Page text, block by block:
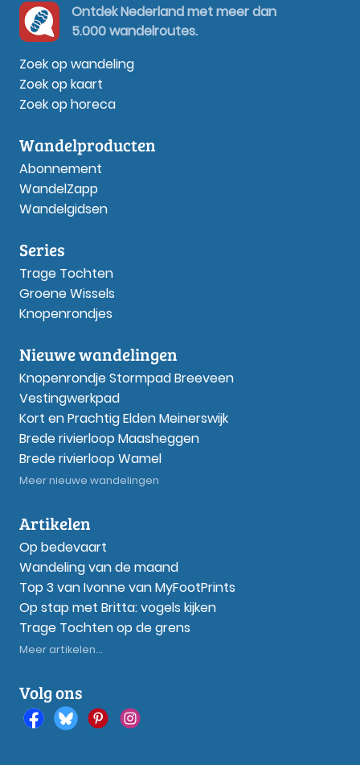
Ontdek Nederland met meer dan
5.000 wandelroutes.
Zoek op wandeling
Zoek op kaart
Zoek op horeca
Wandelproducten
Abonnement
WandelZapp
Wandelgidsen
Series
Trage Tochten
Groene Wissels
Knopenrondjes
Nieuwe wandelingen
Knopenrondje Stormpad Breeveen
Vestingwerkpad
Kort en Prachtig Elden Meinerswijk
Brede rivierloop Maasheggen
Brede rivierloop Wamel
Meer nieuwe wandelingen
Artikelen
Op bedevaart
Wandeling van de maand
Top 3 van Ivonne van MyFootPrints
Op stap met Britta: vogels kijken
Trage Tochten op de grens
Meer artikelen...
Volg ons